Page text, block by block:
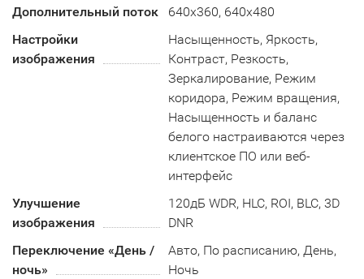
Дополнительный поток
640x360, 640x480
Настройки
изображения
Насыщенность, Яркость,
Контраст, Резкость,
Зеркалирование, Режим
коридора, Режим вращения,
Насыщенность и баланс
белого настраиваются через
клиентское ПО или веб-
интерфейс
Улучшение
изображения
120дБ WDR, HLC, ROI, BLC, 3D
DNR
Переключение «День /
ночь»
Авто, По расписанию, День,
Ночь